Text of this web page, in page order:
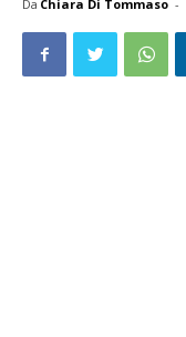
Da Chiara Di Tommaso -